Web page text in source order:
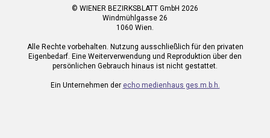
© WIENER BEZIRKSBLATT GmbH 2026
Windmühlgasse 26
1060 Wien.
Alle Rechte vorbehalten. Nutzung ausschließlich für den privaten
Eigenbedarf. Eine Weiterverwendung und Reproduktion über den
persönlichen Gebrauch hinaus ist nicht gestattet.
Ein Unternehmen der echo medienhaus ges.m.b.h.